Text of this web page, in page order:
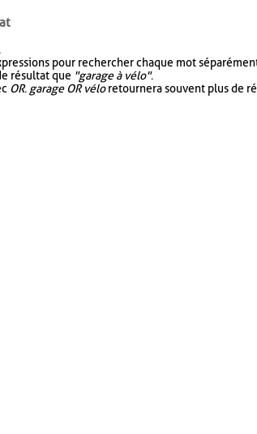
pour rechercher chaque mot
résultat que "garage à vélo".
OR. garage OR véloretournera souvent plus de